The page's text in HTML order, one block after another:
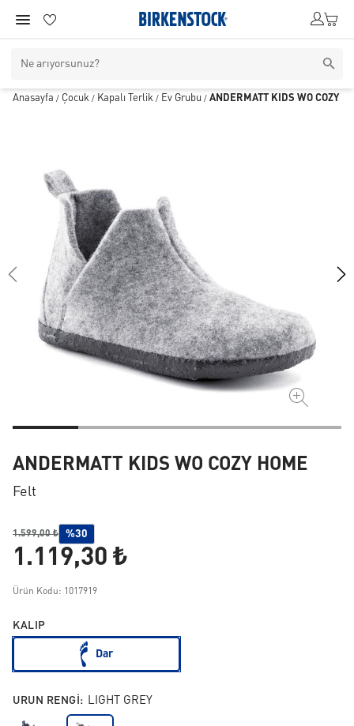
Anasayfa / Çocuk / Kapalı Terlik / Ev Grubu / ANDERMATT KIDS WO COZY
ANDERMATT KIDS WO COZY HOME
Felt
1.599,00 ₺ %30
1.119,30 ₺
Ürün Kodu: 1017919
KALIP
Dar
URUN RENGI: LIGHT GREY